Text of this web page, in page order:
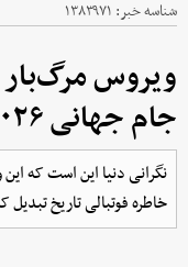
شناسه خبر: ۱۳۸۳۹۷۱
ویروس مرگ‌بار
جام جهانی ۲۰۲۶
خاطره فوتبالی تاریخ تبدیل